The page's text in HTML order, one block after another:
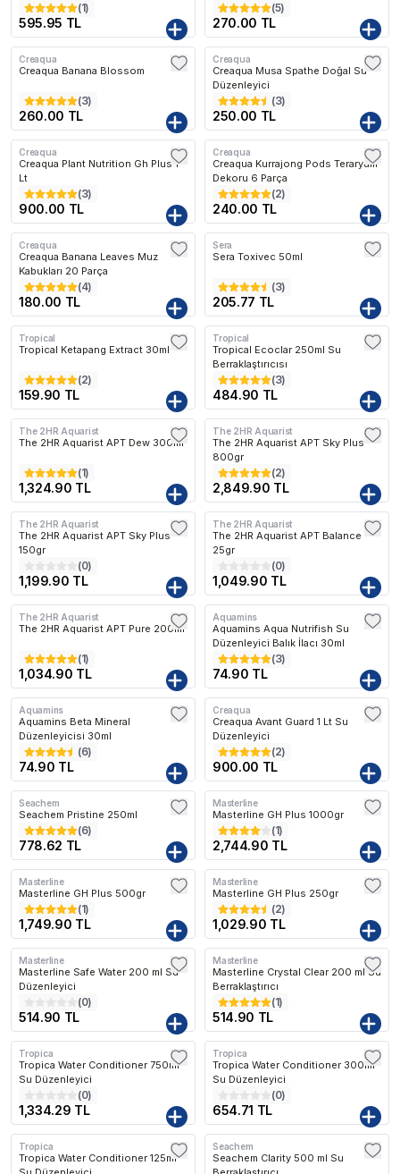
(1)
595.95 TL
(5)
270.00 TL
Creaqua
Creaqua Banana Blossom
(3)
260.00 TL
Creaqua
Creaqua Musa Spathe Doğal Su
Düzenleyici
(3)
250.00 TL
Creaqua
Creaqua Plant Nutrition Gh Plus 1
Lt
(3)
900.00 TL
Creaqua
Creaqua Kurrajong Pods Teraryum
Dekoru 6 Parça
(2)
240.00 TL
Creaqua
Creaqua Banana Leaves Muz
Kabukları 20 Parça
(4)
180.00 TL
Sera
Sera Toxivec 50ml
(3)
205.77 TL
Tropical
Tropical Ketapang Extract 30ml
(2)
159.90 TL
Tropical
Tropical Ecoclar 250ml Su
Berraklaştırıcısı
(3)
484.90 TL
The 2HR Aquarist
The 2HR Aquarist APT Dew 300ml
(1)
1,324.90 TL
The 2HR Aquarist
The 2HR Aquarist APT Sky Plus
800gr
(2)
2,849.90 TL
The 2HR Aquarist
The 2HR Aquarist APT Sky Plus
150gr
(0)
1,199.90 TL
The 2HR Aquarist
The 2HR Aquarist APT Balance
25gr
(0)
1,049.90 TL
The 2HR Aquarist
The 2HR Aquarist APT Pure 200ml
(1)
1,034.90 TL
Aquamins
Aquamins Aqua Nutrifish Su
Düzenleyici Balık İlacı 30ml
(3)
74.90 TL
Aquamins
Aquamins Beta Mineral
Düzenleyicisi 30ml
(6)
74.90 TL
Creaqua
Creaqua Avant Guard 1 Lt Su
Düzenleyici
(2)
900.00 TL
Seachem
Seachem Pristine 250ml
(6)
778.62 TL
Masterline
Masterline GH Plus 1000gr
(1)
2,744.90 TL
Masterline
Masterline GH Plus 500gr
(1)
1,749.90 TL
Masterline
Masterline GH Plus 250gr
(2)
1,029.90 TL
Masterline
Masterline Safe Water 200 ml Su
Düzenleyici
(0)
514.90 TL
Masterline
Masterline Crystal Clear 200 ml Su
Berraklaştırıcı
(1)
514.90 TL
Kargo Bedava
Tropica
Tropica Water Conditioner 750ml
Su Düzenleyici
(0)
1,334.29 TL
Tropica
Tropica Water Conditioner 300ml
Su Düzenleyici
(0)
654.71 TL
Tropica
Tropica Water Conditioner 125ml
Kargo Bedava
Seachem
Seachem Clarity 500 ml Su